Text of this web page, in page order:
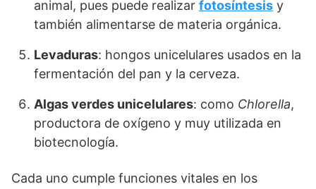
animal, pues puede realizar fotosíntesis y
también alimentarse de materia orgánica.
Levaduras: hongos unicelulares usados en la
fermentación del pan y la cerveza.
Algas verdes unicelulares: como Chlorella,
productora de oxígeno y muy utilizada en
biotecnología.
Cada uno cumple funciones vitales en los